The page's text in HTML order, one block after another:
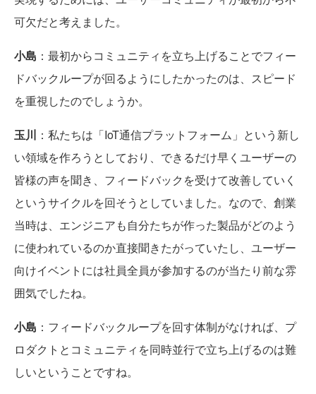
可欠だと考えました。
小島 ：最初からコミュニティを立ち上げることでフィー
ドバックループが回るようにしたかったのは、スピード
を重視したのでしょうか。
玉川 ：私たちは「IoT通信プラットフォーム」という新し
い領域を作ろうとしており、できるだけ早くユーザーの
皆様の声を聞き、フィードバックを受けて改善していく
というサイクルを回そうとしていました。なので、創業
当時は、エンジニアも自分たちが作った製品がどのよう
に使われているのか直接聞きたがっていたし、ユーザー
向けイベントには社員全員が参加するのが当たり前な雰
囲気でしたね。
小島 ：フィードバックループを回す体制がなければ、プ
ロダクトとコミュニティを同時並行で立ち上げるのは難
しいということですね。